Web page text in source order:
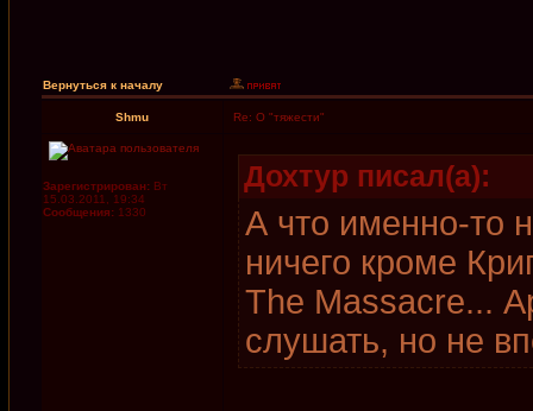
Вернуться к началу
Shmu Re: О "тяжести"
Зарегистрирован: Вт
15.03.2011, 19:34
Сообщения: 1330
Дохтур писал(а):
А что именно-то
ничего кроме
The Massacre...
слушать, но не